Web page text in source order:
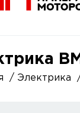
Электрика